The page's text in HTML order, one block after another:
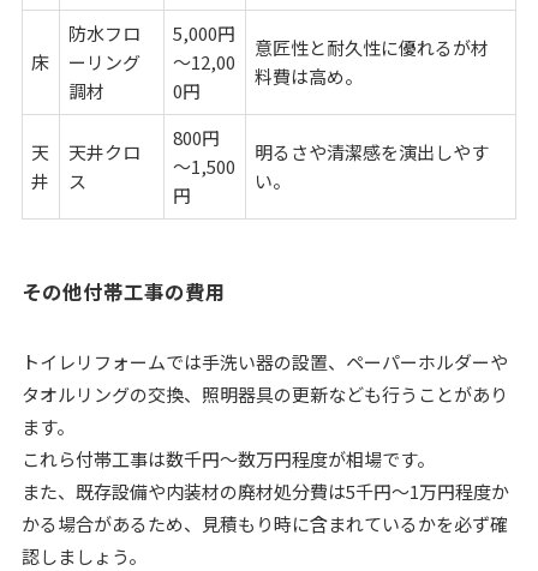
床
防水フロ
ーリング
調材
5,000円
～12,00
0円
意匠性と耐久性に優れるが材
料費は高め。
天
井
天井クロ
ス
800円
～1,500
円
明るさや清潔感を演出しやす
い。
その他付帯工事の費用
トイレリフォームでは手洗い器の設置、ペーパーホルダーや
タオルリングの交換、照明器具の更新なども行うことがあり
ます。
これら付帯工事は数千円～数万円程度が相場です。
また、既存設備や内装材の廃材処分費は5千円～1万円程度か
かる場合があるため、見積もり時に含まれているかを必ず確
認しましょう。